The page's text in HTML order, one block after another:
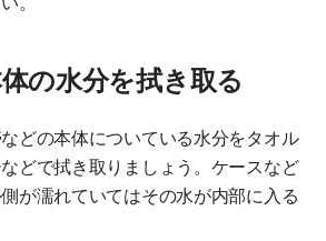
の水分を拭き取る
どの本体についている水分をタオル
どで拭き取りましょう。ケースなど
が濡れていてはその水が内部に入る